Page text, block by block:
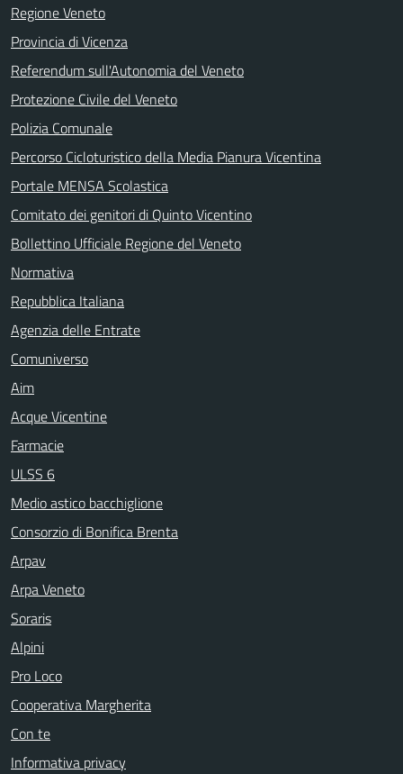
Regione Veneto
Provincia di Vicenza
Referendum sull'Autonomia del Veneto
Protezione Civile del Veneto
Polizia Comunale
Percorso Cicloturistico della Media Pianura Vicentina
Portale MENSA Scolastica
Comitato dei genitori di Quinto Vicentino
Bollettino Ufficiale Regione del Veneto
Normativa
Repubblica Italiana
Agenzia delle Entrate
Comuniverso
Aim
Acque Vicentine
Farmacie
ULSS 6
Medio astico bacchiglione
Consorzio di Bonifica Brenta
Arpav
Arpa Veneto
Soraris
Alpini
Pro Loco
Cooperativa Margherita
Con te
Informativa privacy